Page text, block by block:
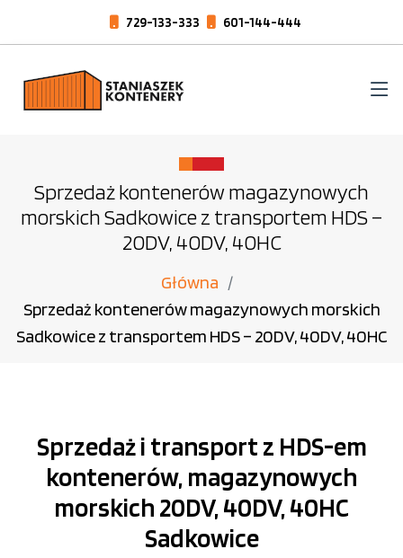
729-133-333 601-144-444
Sprzedaż kontenerów magazynowych
morskich Sadkowice z transportem HDS –
20DV, 40DV, 40HC
Główna
Sprzedaż kontenerów magazynowych morskich
Sadkowice z transportem HDS – 20DV, 40DV, 40HC
Sprzedaż i transport z HDS-em
kontenerów, magazynowych
morskich 20DV, 40DV, 40HC
Sadkowice